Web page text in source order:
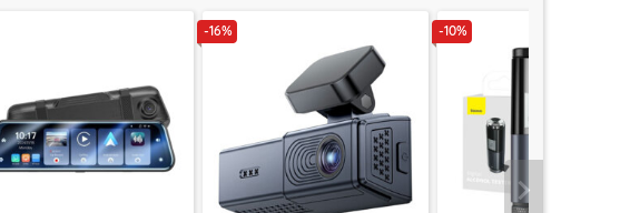
-16% -10%